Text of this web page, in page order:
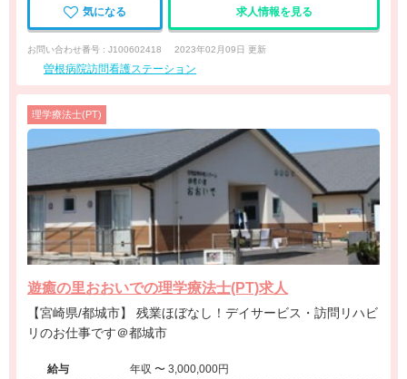
気になる 求人情報を見る
お問い合わせ番号 : J100602418 2023年02月09日 更新
曽根病院訪問看護ステーション
理学療法士(PT)
遊癒の里おおいでの理学療法士(PT)求人
【宮崎県/都城市】 残業ほぼなし！デイサービス・訪問リハビ
リのお仕事です＠都城市
給与
年収 〜 3,000,000円